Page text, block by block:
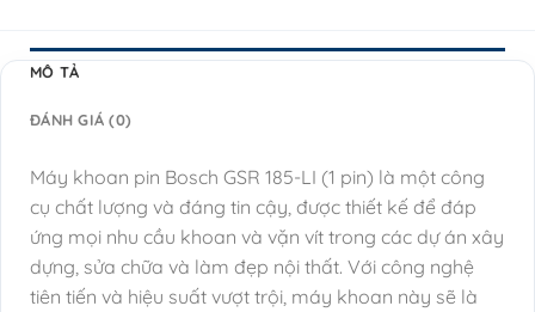
MÔ TẢ
ĐÁNH GIÁ (0)
Máy khoan pin Bosch GSR 185-LI (1 pin) là một công
cụ chất lượng và đáng tin cậy, được thiết kế để đáp
ứng mọi nhu cầu khoan và vặn vít trong các dự án xây
dựng, sửa chữa và làm đẹp nội thất. Với công nghệ
tiên tiến và hiệu suất vượt trội, máy khoan này sẽ là